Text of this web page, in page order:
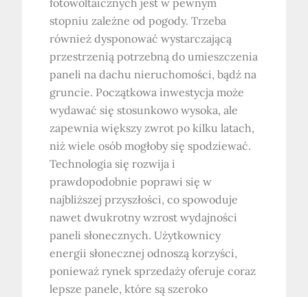
fotowoltaicznych jest w pewnym
stopniu zależne od pogody. Trzeba
również dysponować wystarczającą
przestrzenią potrzebną do umieszczenia
paneli na dachu nieruchomości, bądź na
gruncie. Początkowa inwestycja może
wydawać się stosunkowo wysoka, ale
zapewnia większy zwrot po kilku latach,
niż wiele osób mogłoby się spodziewać.
Technologia się rozwija i
prawdopodobnie poprawi się w
najbliższej przyszłości, co spowoduje
nawet dwukrotny wzrost wydajności
paneli słonecznych. Użytkownicy
energii słonecznej odnoszą korzyści,
ponieważ rynek sprzedaży oferuje coraz
lepsze panele, które są szeroko